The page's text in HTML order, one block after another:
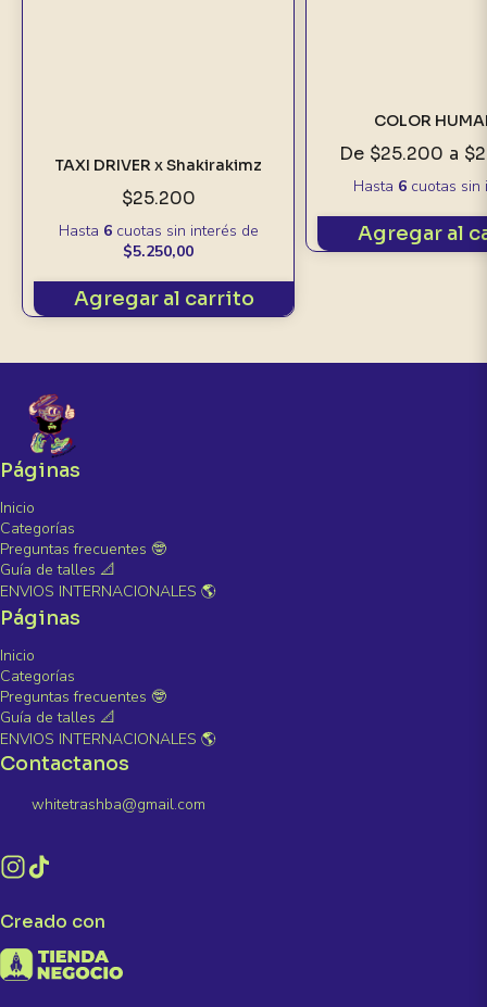
TAXI DRIVER x Shakirakimz
$25.200
Hasta 6cuotas sin interés de
$5.250,00
Agregar al carrito
COLOR
De $25.200 a
Hasta 6cuotas sin
Agregar al
Páginas
Inicio
Categorías
Preguntas frecuentes 🤓
Guía de talles 📐
ENVIOS INTERNACIONALES 🌎
Páginas
Inicio
Categorías
Preguntas frecuentes 🤓
Guía de talles 📐
ENVIOS INTERNACIONALES 🌎
Contactanos
whitetrashba@gmail.com
Creado con